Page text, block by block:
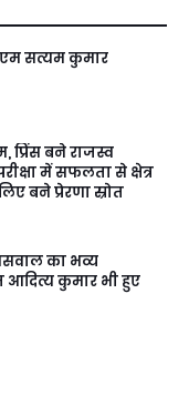
सत्यम कुमार
बने राजस्व
में सफलता से क्षेत्र
बने प्रेरणा स्रोत
का भव्य
आदित्य कुमार भी हुए